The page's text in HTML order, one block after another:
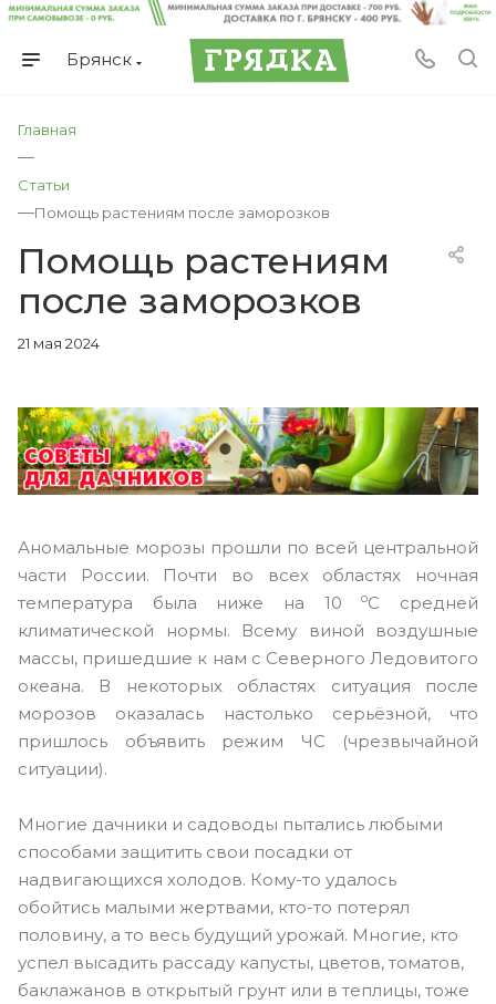
Брянск
Главная
—
Статьи
—Помощь растениям после заморозков
Помощь растениям
после заморозков
21 мая 2024
Аномальные морозы прошли по всей центральной
части России. Почти во всех областях ночная
температура была ниже на 10oC средней
климатической нормы. Всему виной воздушные
массы, пришедшие к нам с Северного Ледовитого
океана. В некоторых областях ситуация после
морозов оказалась настолько серьёзной, что
пришлось объявить режим ЧС (чрезвычайной
ситуации).
Многие дачники и садоводы пытались любыми
способами защитить свои посадки от
надвигающихся холодов. Кому-то удалось
обойтись малыми жертвами, кто-то потерял
половину, а то весь будущий урожай. Многие, кто
успел высадить рассаду капусты, цветов, томатов,
баклажанов в открытый грунт или в теплицы, тоже